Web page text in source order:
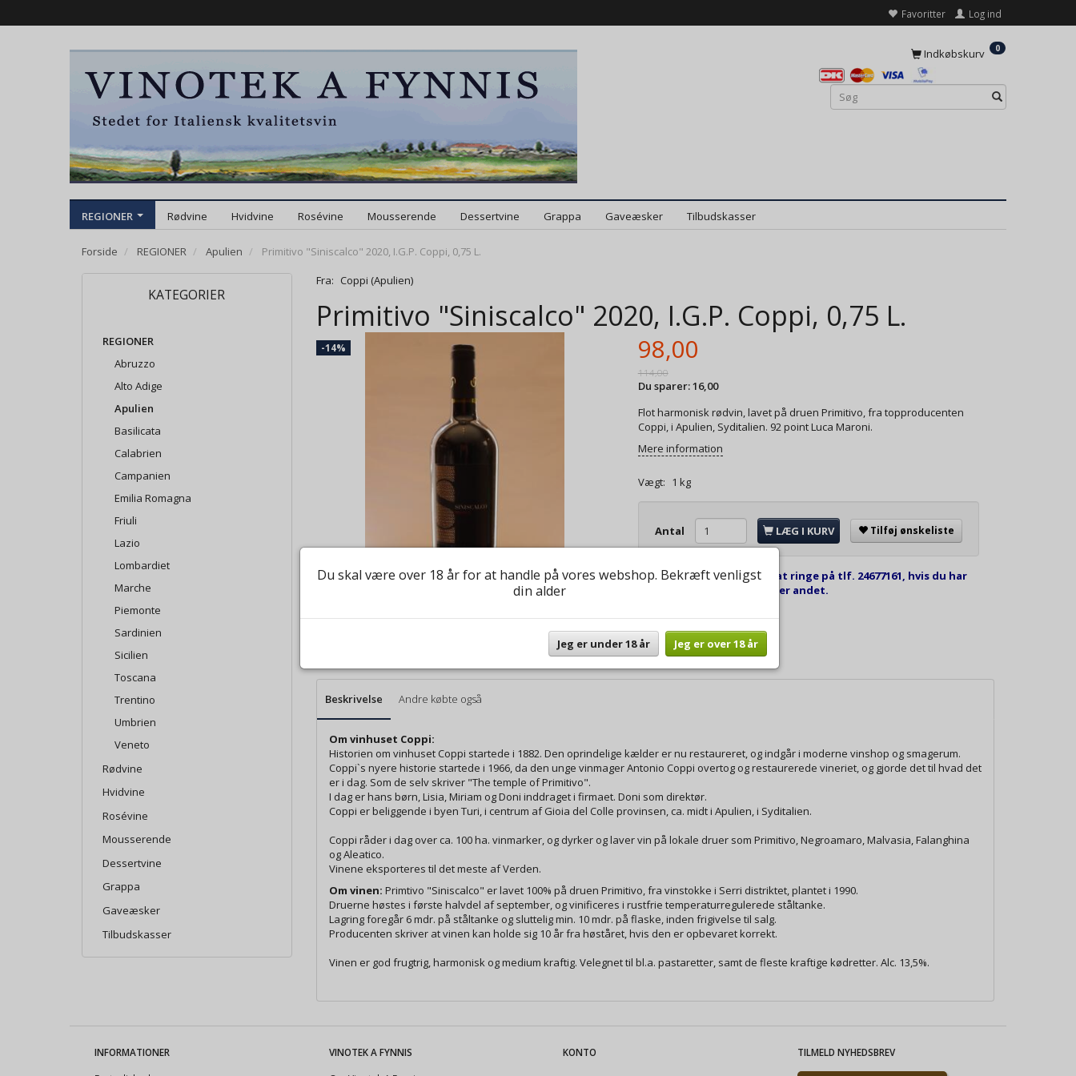
Favoritter Log ind
Indkøbskurv 0
REGIONER Rødvine Hvidvine Rosévine Mousserende Dessertvine Grappa Gaveæsker Tilbudskasser
Forside REGIONER Apulien Primitivo "Siniscalco" 2020, I.G.P. Coppi, 0,75 L.
KATEGORIER
REGIONER
Abruzzo
Alto Adige
Apulien
Basilicata
Calabrien
Campanien
Emilia Romagna
Friuli
Lazio
Lombardiet
Marche
Piemonte
Sardinien
Sicilien
Toscana
Trentino
Umbrien
Veneto
Rødvine
Hvidvine
Rosévine
Mousserende
Dessertvine
Grappa
Gaveæsker
Tilbudskasser
Fra: Coppi (Apulien)
Primitivo "Siniscalco" 2020, I.G.P. Coppi, 0,75 L.
-14% 98,00
114,00
Du sparer:16,00
Flot harmonisk rødvin, lavet på druen Primitivo, fra topproducenten
Coppi, i Apulien, Syditalien. 92 point Luca Maroni.
Mere information
Vægt: 1 kg
Antal LÆG I KURV Tilføj ønskeliste
Du er altid velkommen til at ringe på tlf. 24677161, hvis du har
spørgsmål til bestilling eller andet.
Beskrivelse Andre købte også
Om vinhuset Coppi:
Historien om vinhuset Coppi startede i 1882. Den oprindelige kælder er nu restaureret, og indgår i moderne vinshop og smagerum.
Coppi`s nyere historie startede i 1966, da den unge vinmager Antonio Coppi overtog og restaurerede vineriet, og gjorde det til hvad det
er i dag. Som de selv skriver "The temple of Primitivo".
I dag er hans børn, Lisia, Miriam og Doni inddraget i firmaet. Doni som direktør.
Coppi er beliggende i byen Turi, i centrum af Gioia del Colle provinsen, ca. midt i Apulien, i Syditalien.
Coppi råder i dag over ca. 100 ha. vinmarker, og dyrker og laver vin på lokale druer som Primitivo, Negroamaro, Malvasia, Falanghina
og Aleatico.
Vinene eksporteres til det meste af Verden.
Om vinen: Primtivo "Siniscalco" er lavet 100% på druen Primitivo, fra vinstokke i Serri distriktet, plantet i 1990.
Druerne høstes i første halvdel af september, og vinificeres i rustfrie temperaturregulerede ståltanke.
Lagring foregår 6 mdr. på ståltanke og sluttelig min. 10 mdr. på flaske, inden frigivelse til salg.
Producenten skriver at vinen kan holde sig 10 år fra høståret, hvis den er opbevaret korrekt.
Vinen er god frugtrig, harmonisk og medium kraftig. Velegnet til bl.a. pastaretter, samt de fleste kraftige kødretter. Alc. 13,5%.
INFORMATIONER VINOTEK A FYNNIS KONTO TILMELD NYHEDSBREV
Du skal være over 18 år for at handle på vores webshop. Bekræft venligst
din alder
Jeg er under 18 år Jeg er over 18 år